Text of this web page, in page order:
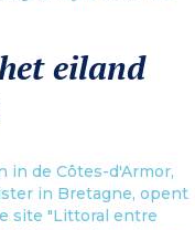
eiland
in de Côtes-d'Armor,
in Bretagne, opent
site "Littoral entre